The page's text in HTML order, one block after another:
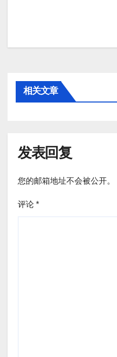
航
相关文章
发表回复
您的邮箱地址不会被公开。
评论 *